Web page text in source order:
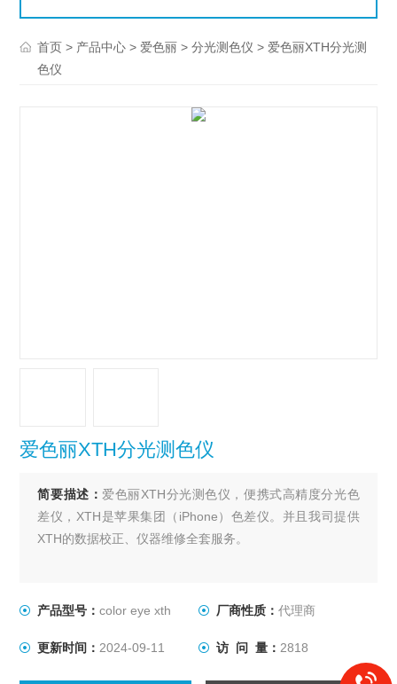
首页 > 产品中心 > 爱色丽 >分光测色仪 > 爱色丽XTH分光测
色仪
爱色丽XTH分光测色仪
简要描述： 爱色丽XTH分光测色仪，便携式高精度分光色
差仪，XTH是苹果集团（iPhone）色差仪。并且我司提供
XTH的数据校正、仪器维修全套服务。
产品型号：color eye xth 厂商性质： 代理商
更新时间： 2024-09-11 访 问 量： 2818